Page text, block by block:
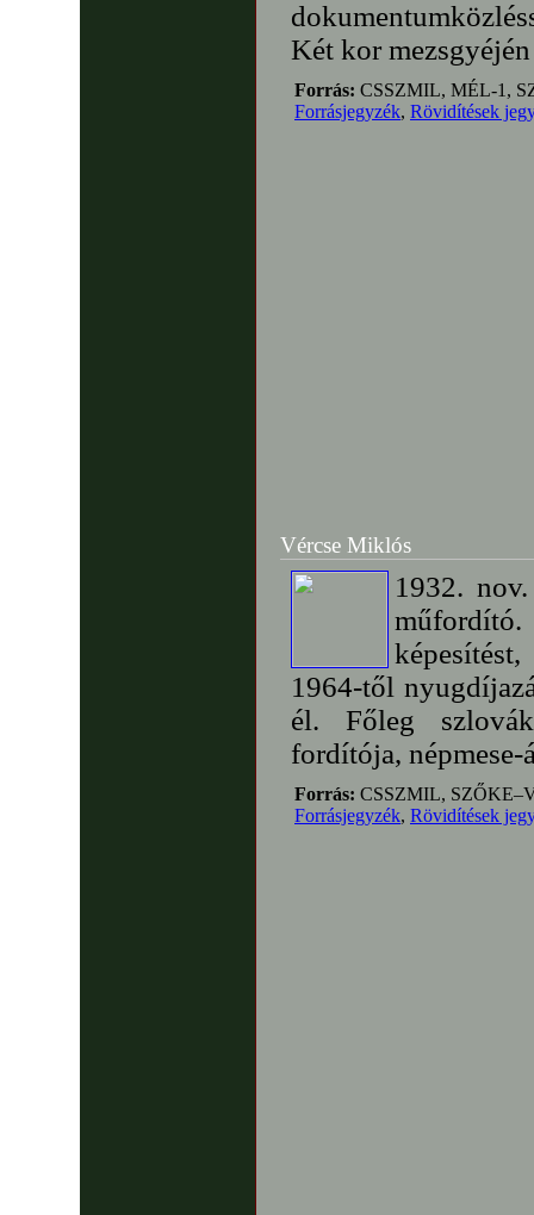
Két kor
Forrás: CSSZMIL, MÉL-1,
Forrásjegyzék, Rövidítések
Vércse Miklós
1932.
1964-től
él. Főleg
fordítója,
Forrás: CSSZMIL,
Forrásjegyzék, Rövidítések